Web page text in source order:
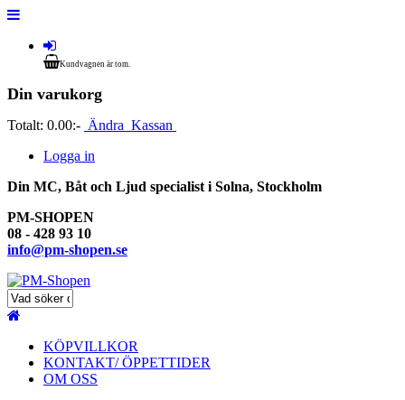
Kundvagnen är tom.
Din varukorg
Totalt: 0.00:- Ändra Kassan
Logga in
Din MC, Båt och Ljud specialist i Solna, Stockholm
PM-SHOPEN
08 - 428 93 10
info@pm-shopen.se
KÖPVILLKOR
KONTAKT/ ÖPPETTIDER
OM OSS